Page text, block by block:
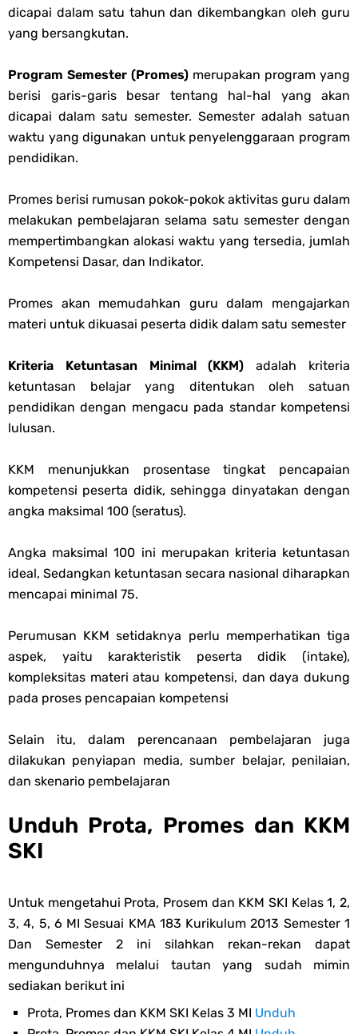
dicapai dalam satu tahun dan dikembangkan oleh guru
yang bersangkutan.
Program Semester (Promes) merupakan program yang
berisi garis-garis besar tentang hal-hal yang akan
dicapai dalam satu semester. Semester adalah satuan
waktu yang digunakan untuk penyelenggaraan program
pendidikan.
Promes berisi rumusan pokok-pokok aktivitas guru dalam
melakukan pembelajaran selama satu semester dengan
mempertimbangkan alokasi waktu yang tersedia, jumlah
Kompetensi Dasar, dan Indikator.
Promes akan memudahkan guru dalam mengajarkan
materi untuk dikuasai peserta didik dalam satu semester
Kriteria Ketuntasan Minimal (KKM) adalah kriteria
ketuntasan belajar yang ditentukan oleh satuan
pendidikan dengan mengacu pada standar kompetensi
lulusan.
KKM menunjukkan prosentase tingkat pencapaian
kompetensi peserta didik, sehingga dinyatakan dengan
angka maksimal 100 (seratus).
Angka maksimal 100 ini merupakan kriteria ketuntasan
ideal, Sedangkan ketuntasan secara nasional diharapkan
mencapai minimal 75.
Perumusan KKM setidaknya perlu memperhatikan tiga
aspek, yaitu karakteristik peserta didik (intake),
kompleksitas materi atau kompetensi, dan daya dukung
pada proses pencapaian kompetensi
Selain itu, dalam perencanaan pembelajaran juga
dilakukan penyiapan media, sumber belajar, penilaian,
dan skenario pembelajaran
Unduh Prota, Promes dan KKM
SKI
Untuk mengetahui Prota, Prosem dan KKM SKI Kelas 1, 2,
3, 4, 5, 6 MI Sesuai KMA 183 Kurikulum 2013 Semester 1
Dan Semester 2 ini silahkan rekan-rekan dapat
mengunduhnya melalui tautan yang sudah mimin
sediakan berikut ini
Prota, Promes dan KKM SKI Kelas 3 MI Unduh